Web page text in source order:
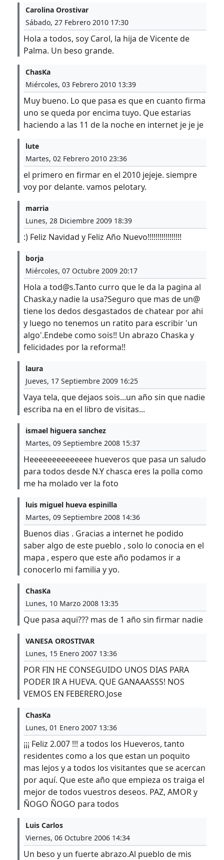
Carolina Orostivar
Sábado, 27 Febrero 2010 17:30
Hola a todos, soy Carol, la hija de Vicente de
Palma. Un beso grande.
ChasKa
Miércoles, 03 Febrero 2010 13:39
Muy bueno. Lo que pasa es que en cuanto firma
uno se queda por encima tuyo. Que estarias
haciendo a las 11 de la noche en internet je je je
lute
Martes, 02 Febrero 2010 23:36
el primero en firmar en el 2010 jejeje. siempre
voy por delante. vamos pelotary.
marria
Lunes, 28 Diciembre 2009 18:39
:) Feliz Navidad y Feliz Año Nuevo!!!!!!!!!!!!!!!!!
borja
Miércoles, 07 Octubre 2009 20:17
Hola a tod@s.Tanto curro que le da la pagina al
Chaska,y nadie la usa?Seguro que mas de un@
tiene los dedos desgastados de chatear por ahi
y luego no tenemos un ratito para escribir 'un
algo'.Endebe como sois!! Un abrazo Chaska y
felicidades por la reforma!!
laura
Jueves, 17 Septiembre 2009 16:25
Vaya tela, que dejaos sois...un año sin que nadie
escriba na en el libro de visitas...
ismael higuera sanchez
Martes, 09 Septiembre 2008 15:37
Heeeeeeeeeeeeee hueveros que pasa un saludo
para todos desde N.Y chasca eres la polla como
me ha molado ver la foto
luis miguel hueva espinilla
Martes, 09 Septiembre 2008 14:36
Buenos dias . Gracias a internet he podido
saber algo de este pueblo , solo lo conocia en el
mapa , espero que este año podamos ir a
conocerlo mi familia y yo.
ChasKa
Lunes, 10 Marzo 2008 13:35
Que pasa aqui??? mas de 1 año sin firmar nadie
VANESA OROSTIVAR
Lunes, 15 Enero 2007 13:36
POR FIN HE CONSEGUIDO UNOS DIAS PARA
PODER IR A HUEVA. QUE GANAAASSS! NOS
VEMOS EN FEBERERO.Jose
ChasKa
Lunes, 01 Enero 2007 13:36
¡¡¡ Feliz 2.007 !!! a todos los Hueveros, tanto
residentes como a los que estan un poquito
mas lejos y a todos los visitantes que se acercan
por aquí. Que este año que empieza os traiga el
mejor de todos vuestros deseos. PAZ, AMOR y
ÑOGO ÑOGO para todos
Luis Carlos
Viernes, 06 Octubre 2006 14:34
Un beso y un fuerte abrazo.Al pueblo de mis